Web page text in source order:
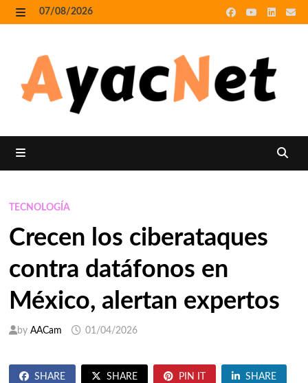
Skip
to
07/08/2026
TECNOLOGÍA
Crecen los ciberataques
contra datáfonos en
México, alertan expertos
by AACam 01/04/2026
SHARE SHARE PIN IT SHARE